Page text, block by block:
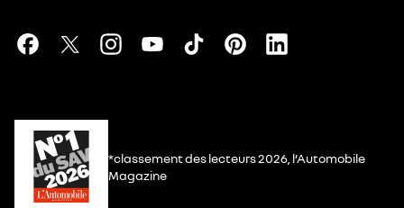
*classement des lecteurs 2026, l’Automobile
Magazine